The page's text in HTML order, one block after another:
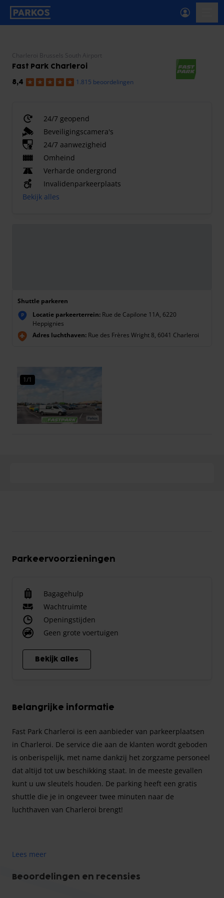
label-voor-primaire-navigatie
Charleroi Brussels South Airport
Fast Park Charleroi
8,4 1.815 beoordelingen
24/7 geopend
Beveiligingscamera's
24/7 aanwezigheid
Omheind
Verharde ondergrond
Invalidenparkeerplaats
Bekijk alles
Shuttle parkeren
P Locatie parkeerterrein: Rue de Capilone 11A, 6220
Heppignies
Adres luchthaven: Rue des Frères Wright 8, 6041 Charleroi
1/1
Parkeervoorzieningen
Bagagehulp
Wachtruimte
Openingstijden
Geen grote voertuigen
Bekijk alles
Belangrijke informatie
Fast Park Charleroi is een aanbieder van parkeerplaatsen
in Charleroi. De service die aan de klanten wordt geboden
is onberispelijk, met name dankzij het zorgzame personeel
dat altijd tot uw beschikking staat. In de meeste gevallen
kunt u uw sleutels houden. De parking heeft een gratis
shuttle die je in ongeveer twee minuten naar de
luchthaven van Charleroi brengt!
is onberispelijk, met name dankzij het zorgzame personeel
Lees meer
Beoordelingen en recensies